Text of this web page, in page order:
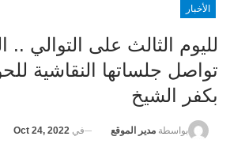
الأخبار
لليوم الثالث على التوالي ..
تواصل جلساتها النقاشية
بكفر الشيخ
بواسطة مدير الموقع في Oct 24, 2022